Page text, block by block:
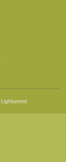
Lightspeed